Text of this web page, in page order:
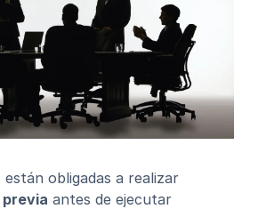
están obligadas a realizar
antes de ejecutar